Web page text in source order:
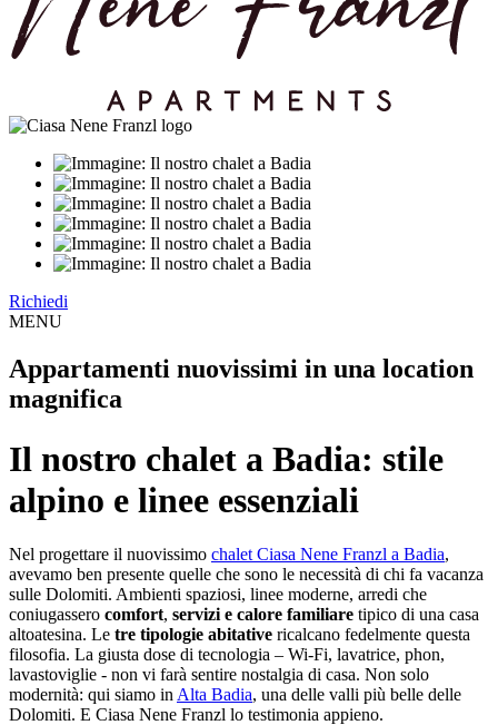
Richiedi
MENU
Appartamenti nuovissimi in una location
magnifica
Il nostro chalet a Badia: stile
alpino e linee essenziali
Nel progettare il nuovissimo chalet Ciasa Nene Franzl a Badia,
avevamo ben presente quelle che sono le necessità di chi fa vacanza
sulle Dolomiti. Ambienti spaziosi, linee moderne, arredi che
coniugassero comfort, servizi e calore familiare tipico di una casa
altoatesina. Le tre tipologie abitative ricalcano fedelmente questa
filosofia. La giusta dose di tecnologia – Wi-Fi, lavatrice, phon,
lavastoviglie - non vi farà sentire nostalgia di casa. Non solo
modernità: qui siamo in Alta Badia, una delle valli più belle delle
Dolomiti. E Ciasa Nene Franzl lo testimonia appieno.